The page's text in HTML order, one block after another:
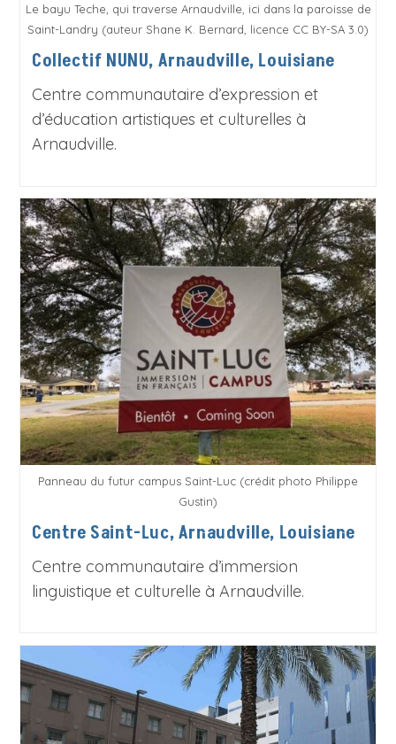
Le bayu Teche, qui traverse Arnaudville, ici dans la paroisse de
Saint-Landry (auteur Shane K. Bernard, licence CC BY-SA 3.0)
Collectif NUNU, Arnaudville, Louisiane
Centre communautaire d’expression et
d’éducation artistiques et culturelles à
Arnaudville.
Panneau du futur campus Saint-Luc (crédit photo Philippe
Gustin)
Centre Saint-Luc, Arnaudville, Louisiane
Centre communautaire d’immersion
linguistique et culturelle à Arnaudville.